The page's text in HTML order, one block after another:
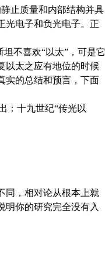
止质量和内部结构并具
光电子和负光电子。正
不喜欢“以太”，可是它
以太之应有地位的时候
实的总结和预言，下面
：十九世纪“传光以
同，相对论从根本上就
明你的研究完全没有入